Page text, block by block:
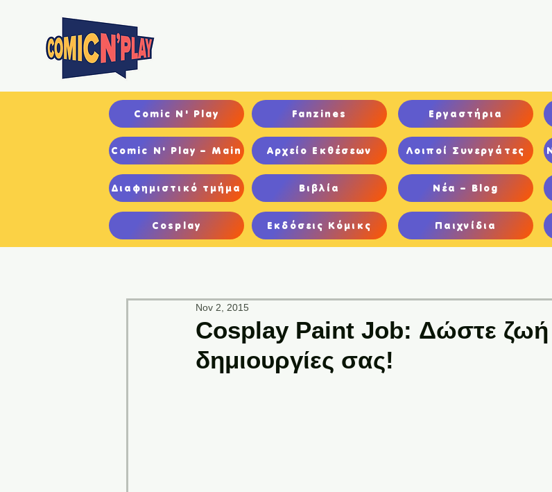
Comic N' Play Fanzines Εργαστήρια
Comic N' Play – Main Αρχείο Εκθέσεων Λοιποί Συνεργάτες
Διαφημιστικό τμήμα Βιβλία
Cosplay Εκδόσεις Κόμικς
Νέα – Blog
Παιχνίδια
Cosplay Paint Job: Δώστε ζωή
δημιουργίες σας!
Nov 2, 2015